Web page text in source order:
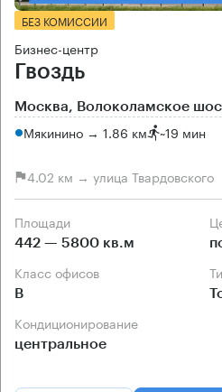
БЕЗ КОМИССИИ
Бизнес-центр
Гвоздь
Москва, Волоколамское
Мякинино → 1.86 км ~19 мин
4.02 км → улица Твардовского
Площади
442 — 5800 кв.м
Класс офисов
B
Кондиционирование
центральное